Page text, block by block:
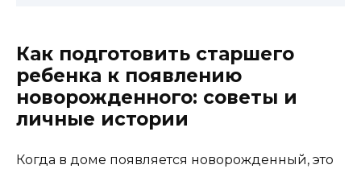
Как подготовить старшего
ребенка к появлению
новорожденного: советы и
личные истории
Когда в доме появляется новорожденный, это